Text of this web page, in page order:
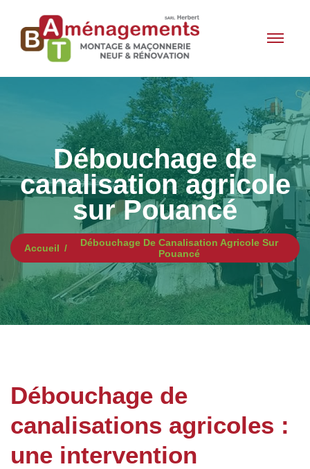
Débouchage de
canalisation agricole
sur Pouancé
Accueil
Débouchage De Canalisation Agricole Sur
Pouancé
Débouchage de
canalisations agricoles :
une intervention